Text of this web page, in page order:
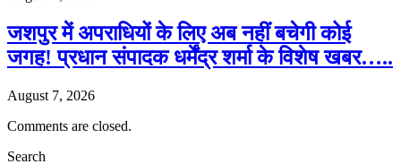
जशपुर में अपराधियों के लिए अब नहीं बचेगी कोई
जगह! प्रधान संपादक धर्मेंद्र शर्मा के विशेष खबर…..
August 7, 2026
Comments are closed.
Search